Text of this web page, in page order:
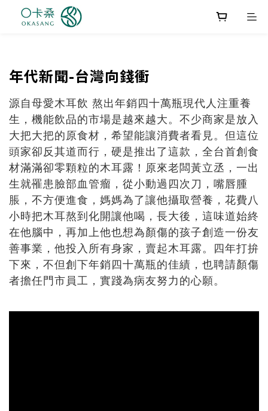
年代新聞-台灣向錢衝
源自母愛木耳飲 熬出年銷四十萬瓶現代人注重養
生，機能飲品的市場是越來越大。不少商家是放入
大把大把的原食材，希望能讓消費者看見。但這位
頭家卻反其道而行，硬是推出了這款，全台首創食
材滿滿卻零顆粒的木耳露！原來老闆黃立丞，一出
生就罹患臉部血管瘤，從小動過四次刀，嘴唇腫
脹，不方便進食，媽媽為了讓他攝取營養，花費八
小時把木耳熬到化開讓他喝，長大後，這味道始終
在他腦中，再加上他也想為顏傷的孩子創造一份友
善事業，他投入所有身家，賣起木耳露。四年打拚
下來，不但創下年銷四十萬瓶的佳績，也聘請顏傷
者擔任門市員工，實踐為病友努力的心願。